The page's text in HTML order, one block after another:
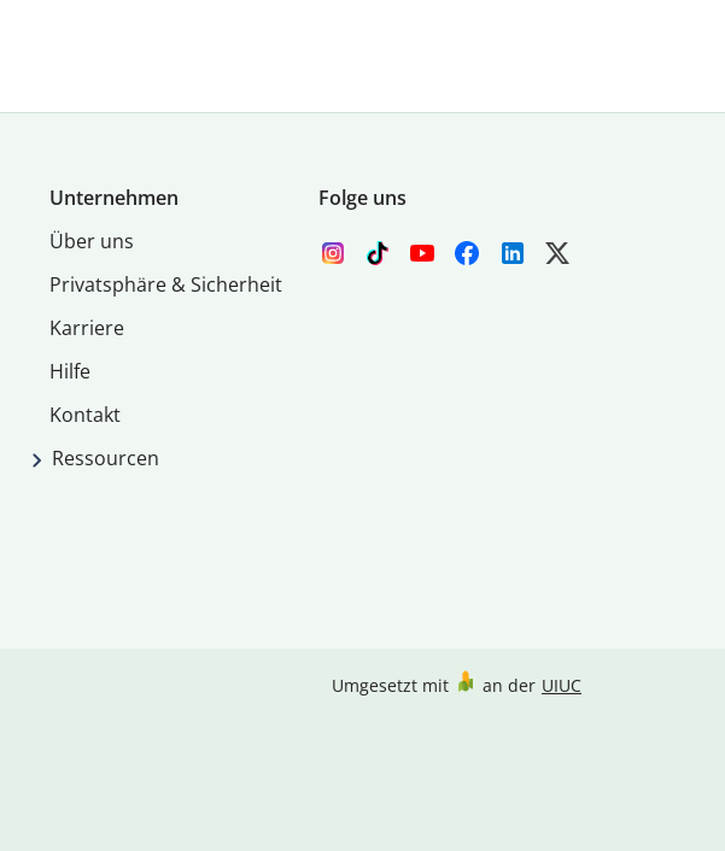
Unternehmen
Über uns
Privatsphäre & Sicherheit
Karriere
Hilfe
Kontakt
Ressourcen
Folge uns
Umgesetzt mit an der UIUC